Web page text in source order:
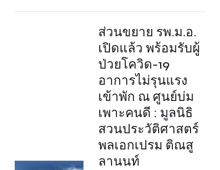
ส่วนขยาย รพ.ม.อ.
เปิดแล้ว พร้อมรับผู้
ป่วยโควิด-19
อาการไม่รุนแรง
เข้าพัก ณ ศูนย์บ่ม
เพาะคนดี : มูลนิธิ
สวนประวัติศาสตร์
พลเอกเปรม ติณสู
ลานนท์